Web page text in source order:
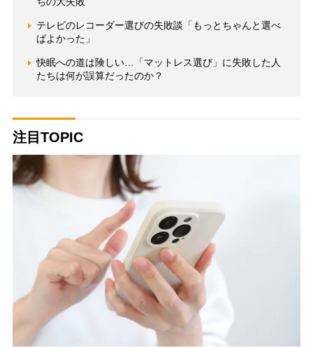
テレビのレコーダー選びの失敗談「もっとちゃんと選べ
ばよかった」
快眠への道は険しい…「マットレス選び」に失敗した人
たちは何が誤算だったのか？
注目TOPIC